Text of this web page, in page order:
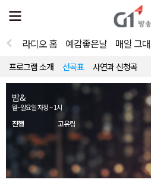
전
체
뉴
열
라디오 홈 예감좋은날 매일 그
프로그램 소개 선곡표 사연과 신청곡
밤&
월~일요일 자정 ~ 1시
진행 고유림